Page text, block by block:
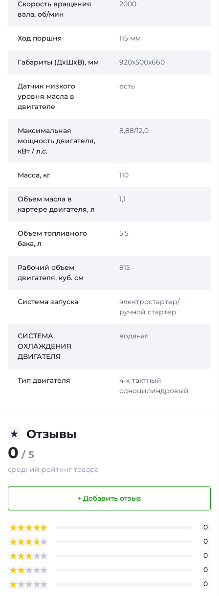
Скорость вращения
вала, об/мин
2000
Ход поршня 115 мм
Габариты (ДхШхВ), мм 920х500х660
Датчик низкого
уровня масла в
двигателе
есть
Максимальная
мощность двигателя,
кВт / л.с.
8,88/12,0
Масса, кг 110
Объем масла в
картере двигателя, л
1,1
Объем топливного
бака, л
5.5
Рабочий объем
двигателя, куб. см
815
Система запуска
электростартер/
ручной стартер
СИСТЕМА
ОХЛАЖДЕНИЯ
ДВИГАТЕЛЯ
водяная
Тип двигателя
4-х-тактный
одноцилиндровый
Отзывы
0 / 5
средний рейтинг товара
+ Добавить отзыв
0
0
0
0
0